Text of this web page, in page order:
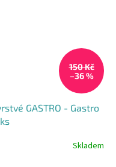
150 Kč
–36 %
GASTRO - Gastro
Skladem